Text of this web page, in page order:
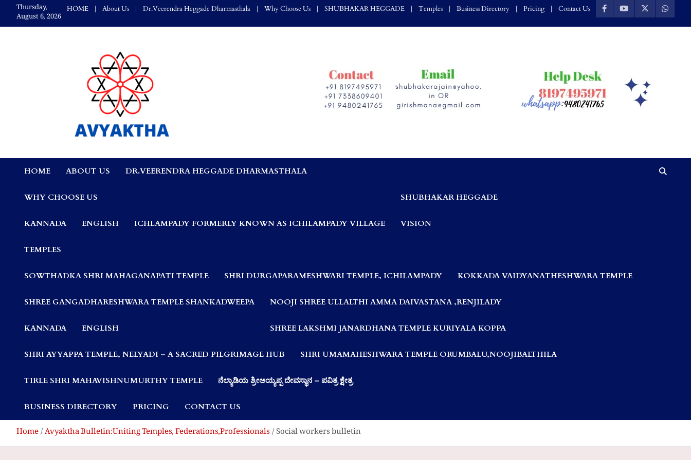
content
Thursday,
August 6, 2026
HOME About Us Dr.Veerendra Heggade Dharmasthala Why Choose Us SHUBHAKAR HEGGADE Temples Business Directory Pricing Contact Us
Avyaktha Bulletin:
Connecting Temples,
Professionals, &
Communities
HOME ABOUT US DR.VEERENDRA HEGGADE DHARMASTHALA
WHY CHOOSE US
KANNADA ENGLISH ICHLAMPADY FORMERLY KNOWN AS ICHILAMPADY VILLAGE
SHUBHAKAR HEGGADE
VISION
TEMPLES
SOWTHADKA SHRI MAHAGANAPATI TEMPLE SHRI DURGAPARAMESHWARI TEMPLE, ICHILAMPADY KOKKADA VAIDYANATHESHWARA TEMPLE
SHREE GANGADHARESHWARA TEMPLE SHANKADWEEPA
KANNADA ENGLISH
NOOJI SHREE ULLALTHI AMMA DAIVASTANA ,RENJILADY
SHREE LAKSHMI JANARDHANA TEMPLE KURIYALA KOPPA
SHRI AYYAPPA TEMPLE, NELYADI – A SACRED PILGRIMAGE HUB SHRI UMAMAHESHWARA TEMPLE ORUMBALU,NOOJIBALTHILA
TIRLE SHRI MAHAVISHNUMURTHY TEMPLE ನೆಲ್ಯಾಡಿಯ ಶ್ರೀಅಯ್ಯಪ್ಪ ದೇವಸ್ಥಾನ – ಪವಿತ್ರ ಕ್ಷೇತ್ರ
BUSINESS DIRECTORY PRICING CONTACT US
Home Avyaktha Bulletin:Uniting Temples, Federations,Professionals Social workers bulletin